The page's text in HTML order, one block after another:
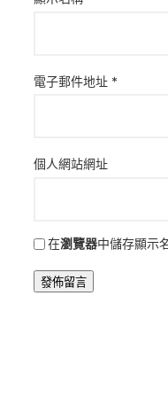
電子郵件地址 *
個人網站網址
在瀏覽器中儲存顯示